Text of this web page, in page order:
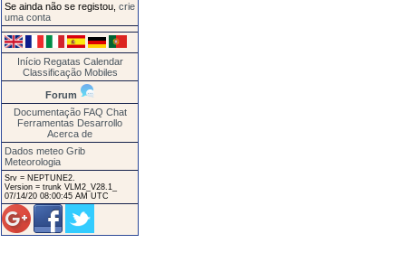
Se ainda não se registou, crie
uma conta
Início Regatas Calendar
Classificação Mobiles
Forum
Documentação FAQ Chat
Ferramentas Desarrollo
Acerca de
Dados meteo Grib
Meteorologia
Srv = NEPTUNE2.
Version = trunk VLM2_V28.1_
07/14/20 08:00:45 AM UTC